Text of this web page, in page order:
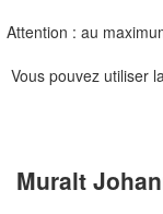
Attention : au
Vous pouvez utiliser
Muralt